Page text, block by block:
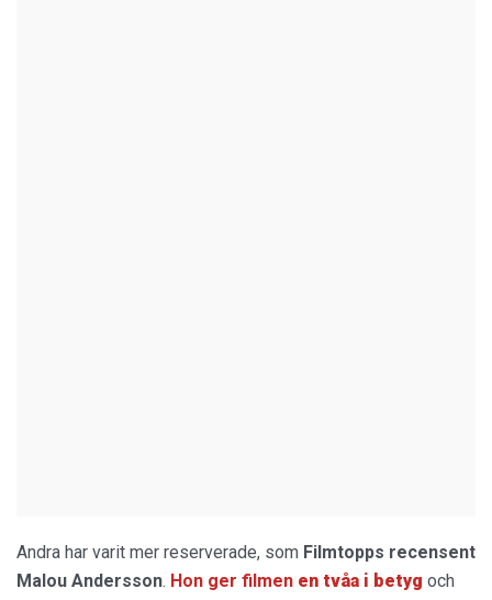
Andra har varit mer reserverade, som Filmtopps recensent
Malou Andersson. Hon ger filmen en tvåa i betyg och